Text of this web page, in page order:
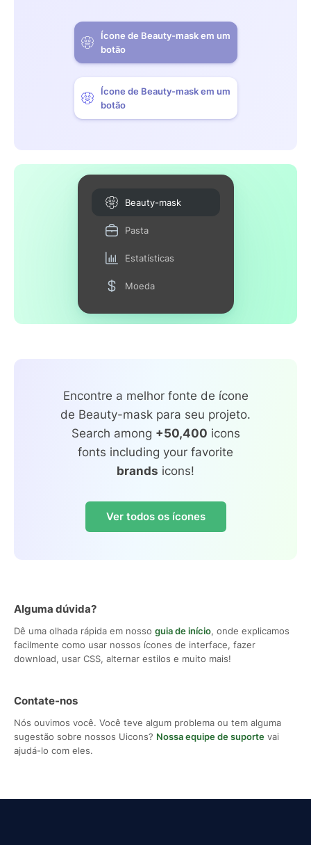
Ícone de Beauty-mask em um
botão
Ícone de Beauty-mask em um
botão
Beauty-mask
Pasta
Estatísticas
Moeda
Encontre a melhor fonte de ícone
de Beauty-mask para seu projeto.
Search among +50,400 icons
fonts including your favorite
brands icons!
Ver todos os ícones
Alguma dúvida?
Dê uma olhada rápida em nosso guia de início, onde explicamos
facilmente como usar nossos ícones de interface, fazer
download, usar CSS, alternar estilos e muito mais!
Contate-nos
Nós ouvimos você. Você teve algum problema ou tem alguma
sugestão sobre nossos Uicons? Nossa equipe de suporte vai
ajudá-lo com eles.